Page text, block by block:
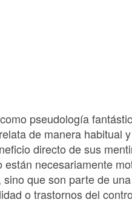
pseudología
de manera habitual
directo de sus
necesariamente
que son parte de
o trastornos del